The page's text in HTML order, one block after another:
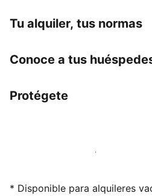
Tu alquiler, tus normas
Conoce a tus
Protégete
Alquila tu alojamiento hoy
* Disponible para alquileres